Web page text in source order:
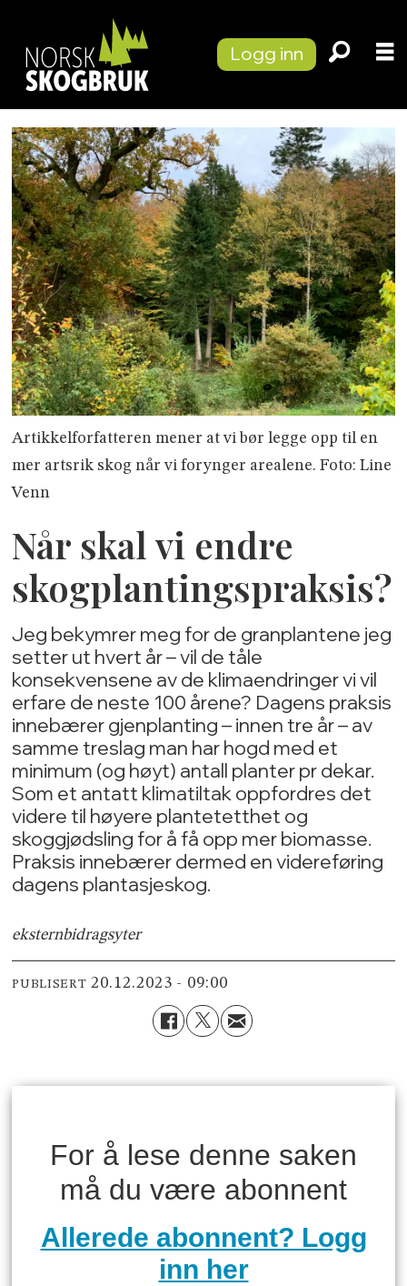
Logg inn
Artikkelforfatteren mener at vi bør legge opp til en
mer artsrik skog når vi forynger arealene. Foto: Line
Venn
Når skal vi endre
skogplantingspraksis?
Jeg bekymrer meg for de granplantene jeg
setter ut hvert år – vil de tåle
konsekvensene av de klimaendringer vi vil
erfare de neste 100 årene? Dagens praksis
innebærer gjenplanting – innen tre år – av
samme treslag man har hogd med et
minimum (og høyt) antall planter pr dekar.
Som et antatt klimatiltak oppfordres det
videre til høyere plantetetthet og
skoggjødsling for å få opp mer biomasse.
Praksis innebærer dermed en videreføring
dagens plantasjeskog.
eksternbidragsyter
PUBLISERT 20.12.2023 - 09:00
For å lese denne saken
må du være abonnent
Allerede abonnent? Logg
inn her